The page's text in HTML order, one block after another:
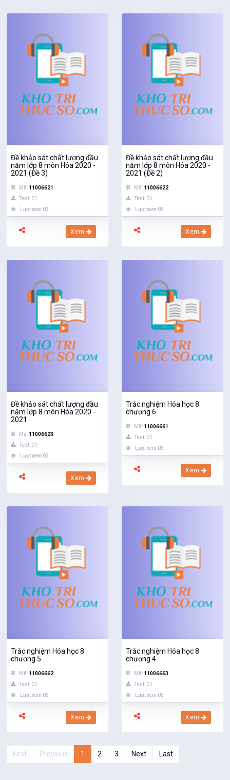
Đề khảo sát chất lượng đầu
năm lớp 8 môn Hóa 2020 -
2021 (Đề 3)
Mã: 11006621
Test: 01
Lượt xem:03
Xem
Đề khảo sát chất lượng đầu
năm lớp 8 môn Hóa 2020 -
2021 (Đề 2)
Mã: 11006622
Test: 01
Lượt xem:03
Xem
Đề khảo sát chất lượng đầu
năm lớp 8 môn Hóa 2020 -
2021
Mã: 11006623
Test: 01
Lượt xem:03
Xem
Trắc nghiệm Hóa học 8
chương 6
Mã: 11006661
Test: 01
Lượt xem:03
Xem
Trắc nghiệm Hóa học 8
chương 5
Mã: 11006662
Test: 01
Lượt xem:03
Xem
Trắc nghiệm Hóa học 8
chương 4
Mã: 11006663
Test: 01
Lượt xem:03
Xem
First Previous 1 2 3 Next Last